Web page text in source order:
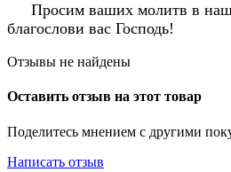
Просим ваших молитв в
благослови вас Господь!
Отзывы не найдены
Оставить отзыв на этот товар
Поделитесь мнением с другими
Написать отзыв